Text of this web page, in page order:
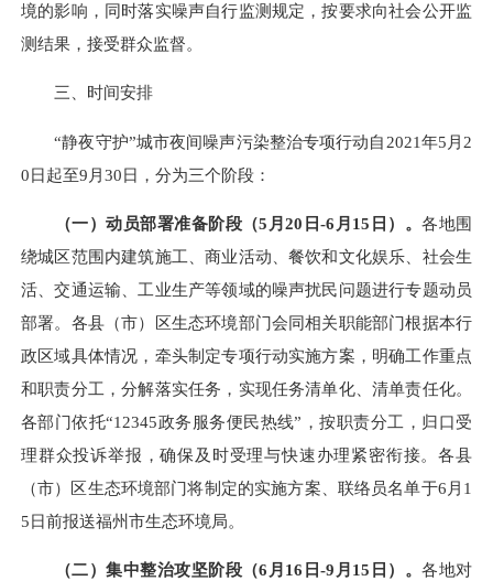
境的影响，同时落实噪声自行监测规定，按要求向社会公开监
测结果，接受群众监督。
三、时间安排
“静夜守护”城市夜间噪声污染整治专项行动自2021年5月2
0日起至9月30日，分为三个阶段：
（一）动员部署准备阶段（5月20日-6月15日）。各地围
绕城区范围内建筑施工、商业活动、餐饮和文化娱乐、社会生
活、交通运输、工业生产等领域的噪声扰民问题进行专题动员
部署。各县（市）区生态环境部门会同相关职能部门根据本行
政区域具体情况，牵头制定专项行动实施方案，明确工作重点
和职责分工，分解落实任务，实现任务清单化、清单责任化。
各部门依托“12345政务服务便民热线”，按职责分工，归口受
理群众投诉举报，确保及时受理与快速办理紧密衔接。各县
（市）区生态环境部门将制定的实施方案、联络员名单于6月1
5日前报送福州市生态环境局。
（二）集中整治攻坚阶段（6月16日-9月15日）。各地对